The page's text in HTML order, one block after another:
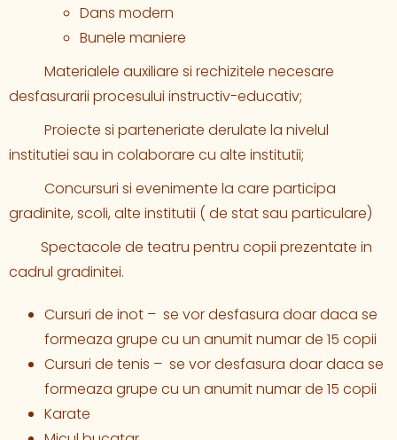
Dans modern
Bunele maniere
Materialele auxiliare si rechizitele necesare
desfasurarii procesului instructiv-educativ;
Proiecte si parteneriate derulate la nivelul
institutiei sau in colaborare cu alte institutii;
Concursuri si evenimente la care participa
gradinite, scoli, alte institutii ( de stat sau particulare)
Spectacole de teatru pentru copii prezentate in
cadrul gradinitei.
Cursuri de inot – se vor desfasura doar daca se
formeaza grupe cu un anumit numar de 15 copii
Cursuri de tenis – se vor desfasura doar daca se
formeaza grupe cu un anumit numar de 15 copii
Karate